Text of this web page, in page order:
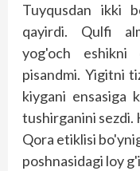
Tuyqusdan ikki
qayirdi. Qulfi
yog'och eshikni
pisandmi. Yigitni
kiygani ensasiga
tushirganini sezdi.
Qora etiklisi
poshnasidagi loy